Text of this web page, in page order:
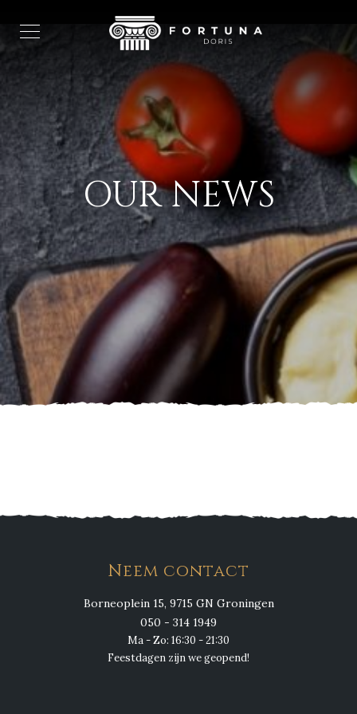
OUR NEWS
Neem contact
Borneoplein 15, 9715 GN Groningen
050 - 314 1949
Ma - Zo: 16:30 - 21:30
Feestdagen zijn we geopend!